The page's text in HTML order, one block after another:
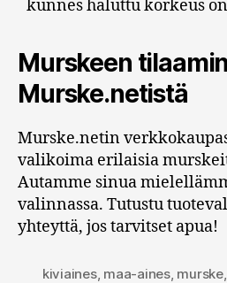
kunnes haluttu korkeus
Murskeen
Murske.netistä
Murske.netin
valikoima erilaisia
Autamme sinua
valinnassa. Tutustu
yhteyttä, jos tarvitset apua!
kiviaines, maa-aines, murske,